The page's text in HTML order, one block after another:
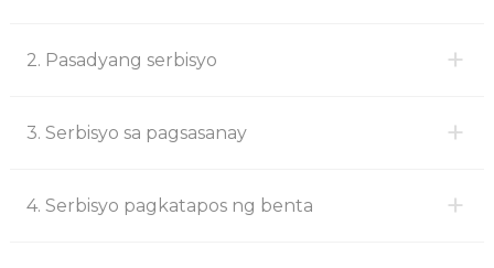
2. Pasadyang serbisyo +
3. Serbisyo sa pagsasanay +
4. Serbisyo pagkatapos ng benta +